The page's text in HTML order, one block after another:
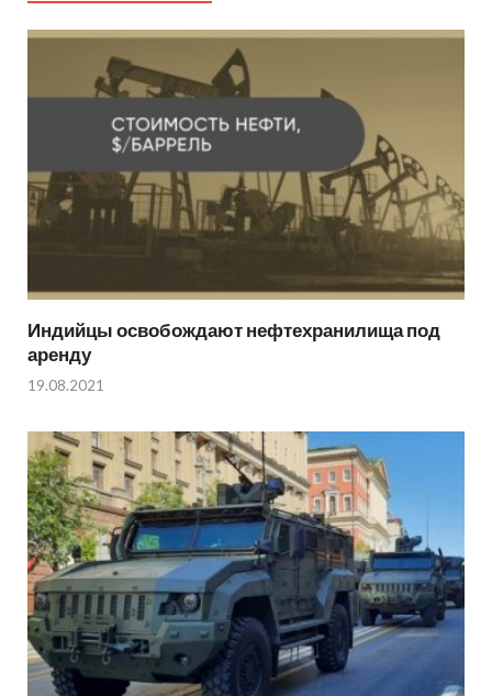
Индийцы освобождают нефтехранилища под
аренду
19.08.2021